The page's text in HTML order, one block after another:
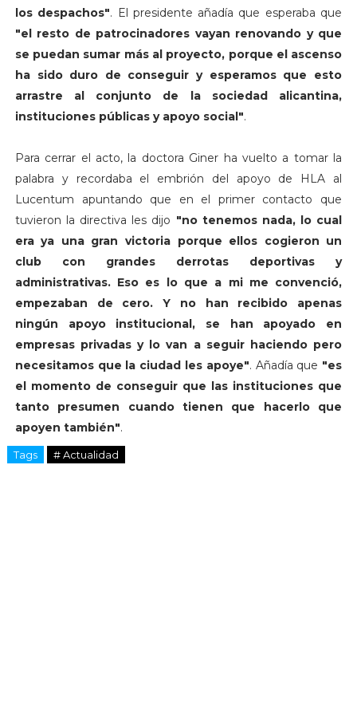
los despachos". El presidente añadía que esperaba que
"el resto de patrocinadores vayan renovando y que
se puedan sumar más al proyecto, porque el ascenso
ha sido duro de conseguir y esperamos que esto
arrastre al conjunto de la sociedad alicantina,
instituciones públicas y apoyo social".
Para cerrar el acto, la doctora Giner ha vuelto a tomar la
palabra y recordaba el embrión del apoyo de HLA al
Lucentum apuntando que en el primer contacto que
tuvieron la directiva les dijo "no tenemos nada, lo cual
era ya una gran victoria porque ellos cogieron un
club con grandes derrotas deportivas y
administrativas. Eso es lo que a mi me convenció,
empezaban de cero. Y no han recibido apenas
ningún apoyo institucional, se han apoyado en
empresas privadas y lo van a seguir haciendo pero
necesitamos que la ciudad les apoye". Añadía que "es
el momento de conseguir que las instituciones que
tanto presumen cuando tienen que hacerlo que
apoyen también".
Tags # Actualidad